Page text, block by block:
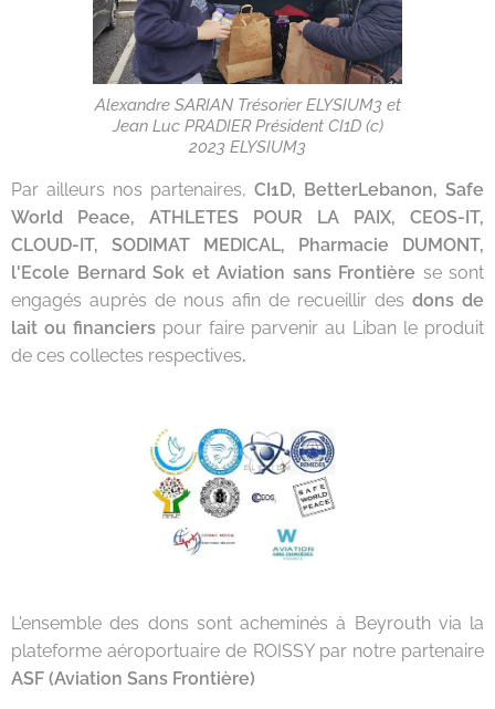
Alexandre SARIAN Trésorier ELYSIUM3 et
Jean Luc PRADIER Président CI1D (c)
2023 ELYSIUM3
Par ailleurs nos partenaires, CI1D, BetterLebanon, Safe
World Peace, ATHLETES POUR LA PAIX, CEOS-IT,
CLOUD-IT, SODIMAT MEDICAL, Pharmacie DUMONT,
l'Ecole Bernard Sok et Aviation sans Frontière se sont
engagés auprès de nous afin de recueillir des dons de
lait ou financiers pour faire parvenir au Liban le produit
de ces collectes respectives.
L'ensemble des dons sont acheminés à Beyrouth via la
plateforme aéroportuaire de ROISSY par notre partenaire
ASF (Aviation Sans Frontière)